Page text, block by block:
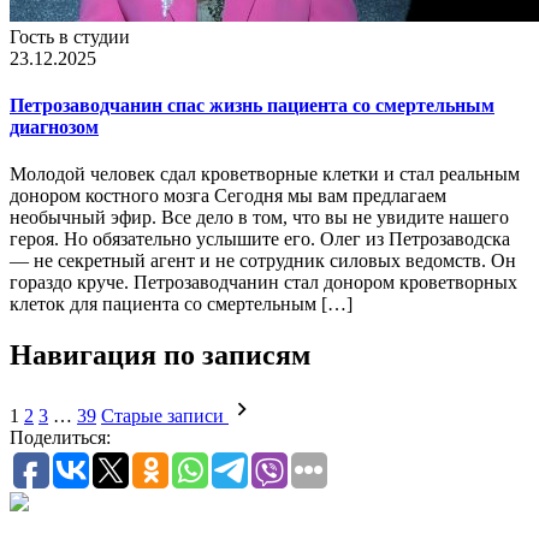
Гость в студии
23.12.2025
Петрозаводчанин спас жизнь пациента со смертельным
диагнозом
Молодой человек сдал кроветворные клетки и стал реальным
донором костного мозга Сегодня мы вам предлагаем
необычный эфир. Все дело в том, что вы не увидите нашего
героя. Но обязательно услышите его. Олег из Петрозаводска
— не секретный агент и не сотрудник силовых ведомств. Он
гораздо круче. Петрозаводчанин стал донором кроветворных
клеток для пациента со смертельным […]
Навигация по записям
1 2 3 … 39 Старые записи
Поделиться: